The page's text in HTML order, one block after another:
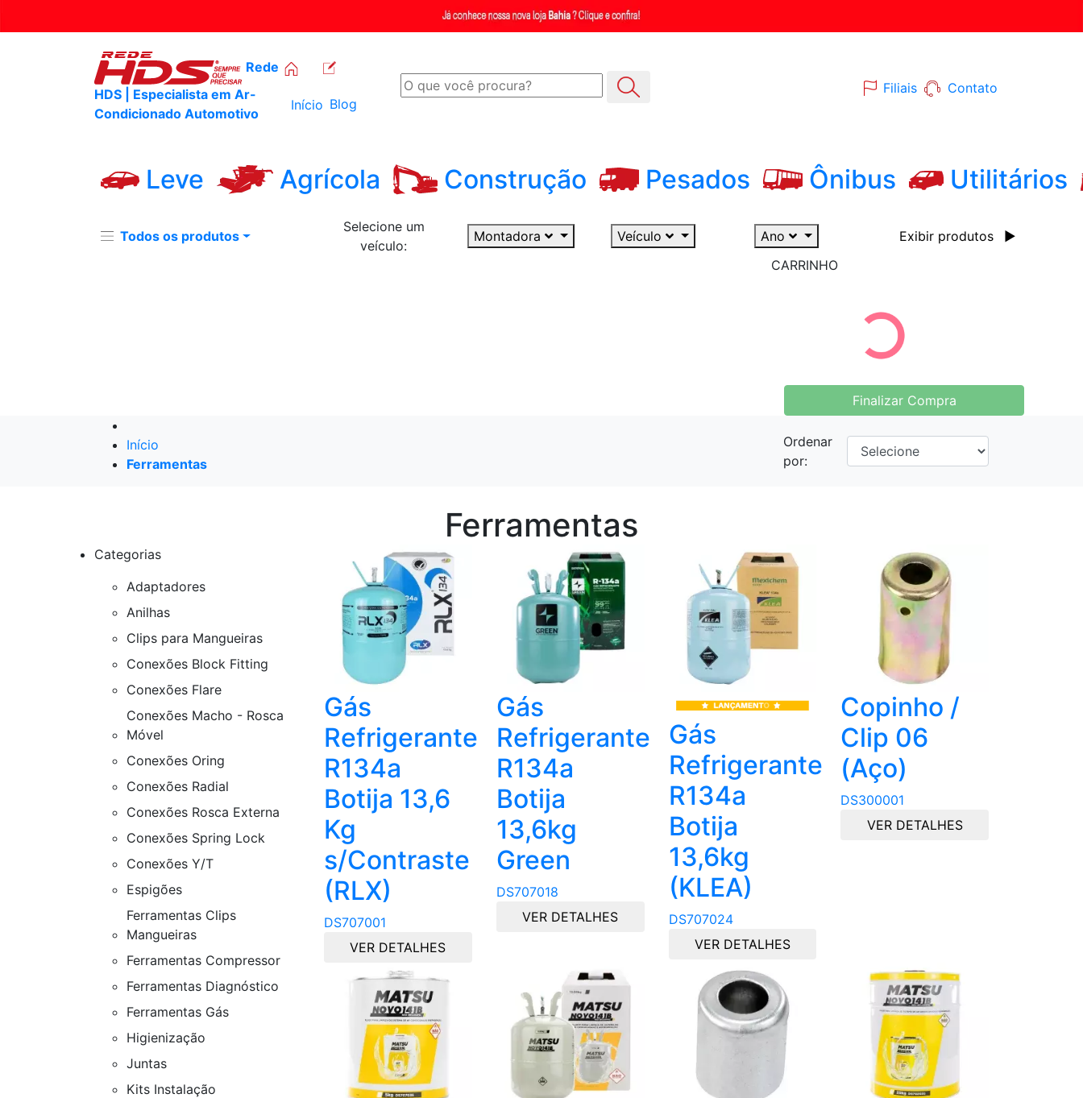
Rede
HDS | Especialista em Ar-
Condicionado Automotivo
Início Blog
Filiais Contato
Leve Agrícola Construção Pesados Ônibus Utilitários
Todos os produtos
Selecione um
veículo:
Montadora Veículo Ano Exibir produtos
▶
CARRINHO
Finalizar Compra
Início
Ferramentas
Ordenar
por:
Ferramentas
Categorias
Adaptadores
Anilhas
Clips para Mangueiras
Conexões Block Fitting
Conexões Flare
Conexões Macho - Rosca
Móvel
Conexões Oring
Conexões Radial
Conexões Rosca Externa
Conexões Spring Lock
Conexões Y/T
Espigões
Ferramentas Clips
Mangueiras
Ferramentas Compressor
Ferramentas Diagnóstico
Ferramentas Gás
Higienização
Juntas
Kits Instalação
Gás
Refrigerante
R134a
Botija 13,6
Kg
s/Contraste
(RLX)
DS707001
VER DETALHES
Gás
Refrigerante
R134a
Botija
13,6kg
Green
DS707018
VER DETALHES
Gás
Refrigerante
R134a
Botija
13,6kg
(KLEA)
DS707024
VER DETALHES
Copinho /
Clip 06
(Aço)
DS300001
VER DETALHES